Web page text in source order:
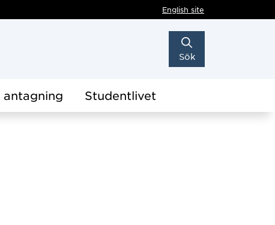
English site
Sök
antagning Studentlivet